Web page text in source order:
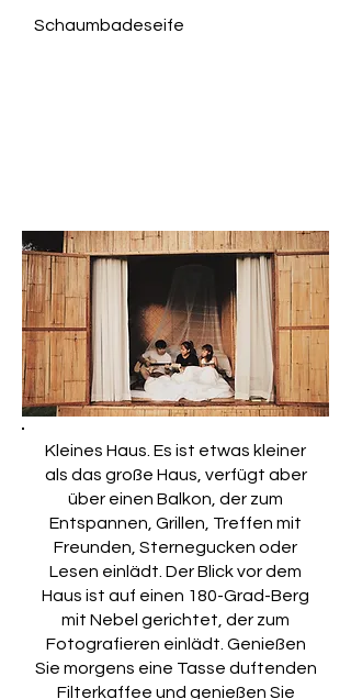
Schaumbadeseife
Kleines Haus. Es ist etwas kleiner
als das große Haus, verfügt aber
über einen Balkon, der zum
Entspannen, Grillen, Treffen mit
Freunden, Sternegucken oder
Lesen einlädt. Der Blick vor dem
Haus ist auf einen 180-Grad-Berg
mit Nebel gerichtet, der zum
Fotografieren einlädt. Genießen
Sie morgens eine Tasse duftenden
Filterkaffee und genießen Sie